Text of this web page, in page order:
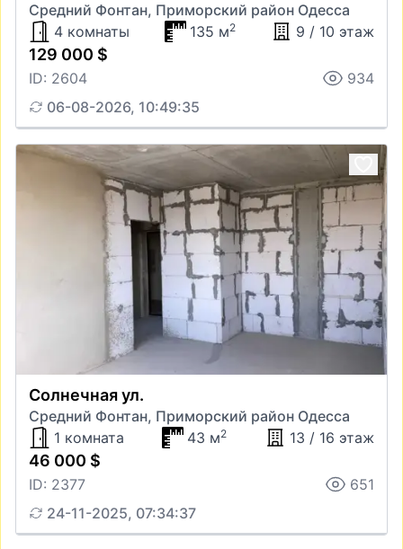
Средний Фонтан, Приморский район Одесса
4 комнаты
135 м2 9 / 10 этаж
129 000 $
ID: 2604
934
06-08-2026, 10:49:35
Солнечная ул.
Средний Фонтан, Приморский район Одесса
1 комната
43 м2 13 / 16 этаж
46 000 $
ID: 2377
651
24-11-2025, 07:34:37